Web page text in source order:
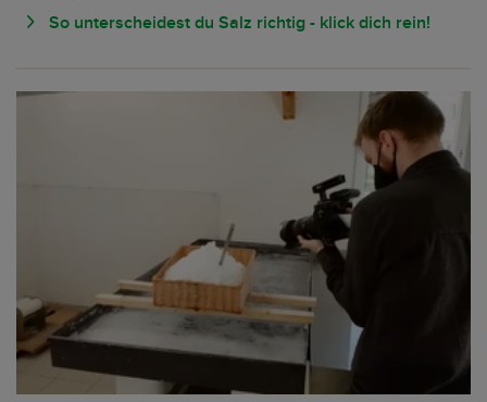
So unterscheidest du Salz richtig - klick dich rein!